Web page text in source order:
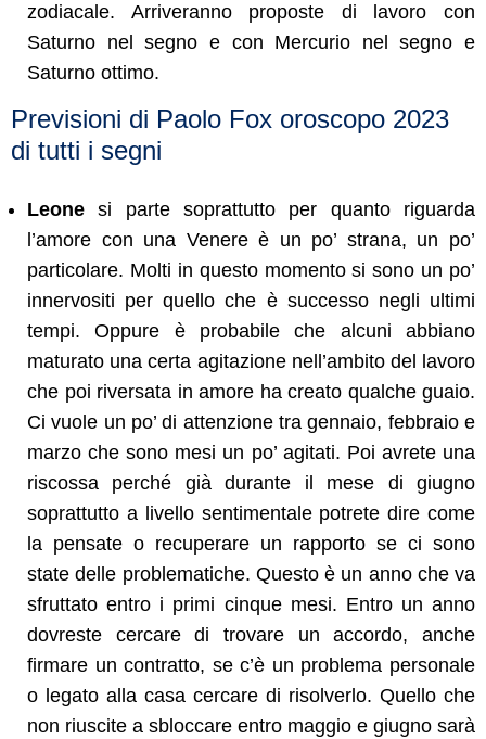
zodiacale. Arriveranno proposte di lavoro con
Saturno nel segno e con Mercurio nel segno e
Saturno ottimo.
Previsioni di Paolo Fox oroscopo 2023
di tutti i segni
Leone si parte soprattutto per quanto riguarda
l’amore con una Venere è un po’ strana, un po’
particolare. Molti in questo momento si sono un po’
innervositi per quello che è successo negli ultimi
tempi. Oppure è probabile che alcuni abbiano
maturato una certa agitazione nell’ambito del lavoro
che poi riversata in amore ha creato qualche guaio.
Ci vuole un po’ di attenzione tra gennaio, febbraio e
marzo che sono mesi un po’ agitati. Poi avrete una
riscossa perché già durante il mese di giugno
soprattutto a livello sentimentale potrete dire come
la pensate o recuperare un rapporto se ci sono
state delle problematiche. Questo è un anno che va
sfruttato entro i primi cinque mesi. Entro un anno
dovreste cercare di trovare un accordo, anche
firmare un contratto, se c’è un problema personale
o legato alla casa cercare di risolverlo. Quello che
non riuscite a sbloccare entro maggio e giugno sarà